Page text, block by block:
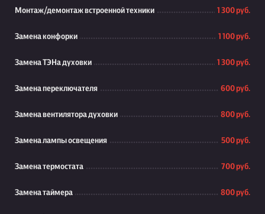
Монтаж/демонтаж встроенной техники 1 300 руб.
Замена конфорки 1 100 руб.
Замена ТЭНа духовки 1 300 руб.
Замена переключателя 600 руб.
Замена вентилятора духовки 800 руб.
Замена лампы освещения 500 руб.
Замена термостата 700 руб.
Замена таймера 800 руб.